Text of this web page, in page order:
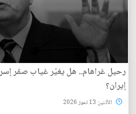
رحيل غراهام.. هل يغيّر غياب صقر
إيران؟
الأثنين 13 تموز 2026